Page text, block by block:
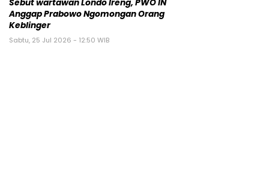
Sebut wartawan Londo Ireng, PWO IN
Anggap Prabowo Ngomongan Orang
Keblinger
Sabtu, 25 Jul 2026 - 12:50 WIB